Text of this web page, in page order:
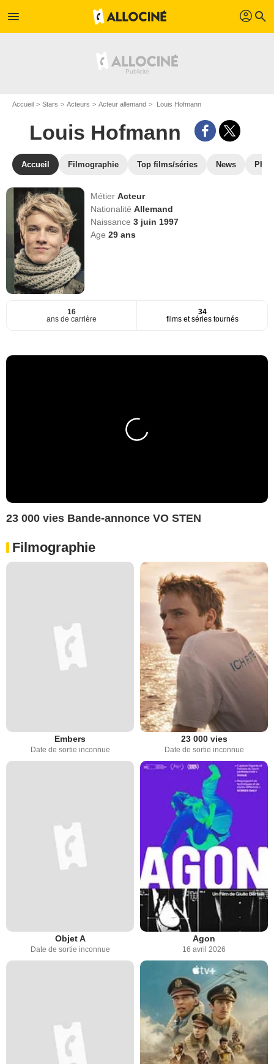
menu profil search
Accueil Stars Acteurs Acteur allemand Louis Hofmann
Louis Hofmann
Accueil Filmographie Top films/séries News
MétierActeur
NationalitéAllemand
Naissance3 juin 1997
Age29 ans
16
ans de carrière
34
films et séries tournés
23 000 vies Bande-annonce VO STEN
Filmographie
Embers
Date de sortie inconnue
23 000 vies
Date de sortie inconnue
Objet A
Date de sortie inconnue
Agon
16 avril 2026